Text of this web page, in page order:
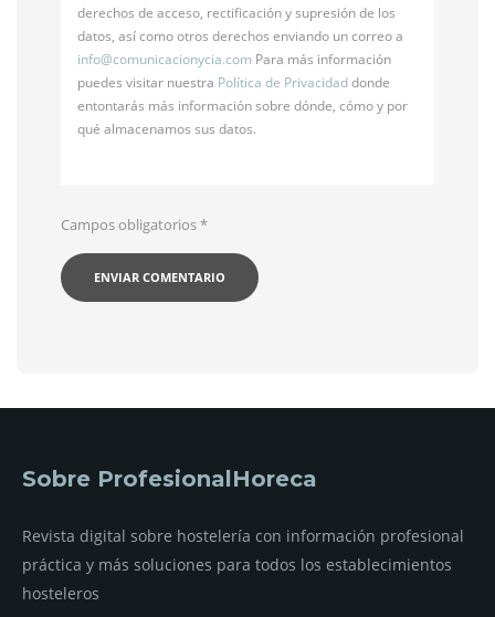
derechos de acceso, rectificación y supresión de los
datos, así como otros derechos enviando un correo a
info@comunicacionycia.com Para más información
puedes visitar nuestra Política de Privacidaddonde
entontarás más información sobre dónde, cómo y por
qué almacenamos sus datos.
Campos obligatorios*
Sobre ProfesionalHoreca
Revista digital sobre hostelería con información profesional
práctica y más soluciones para todos los establecimientos
hosteleros